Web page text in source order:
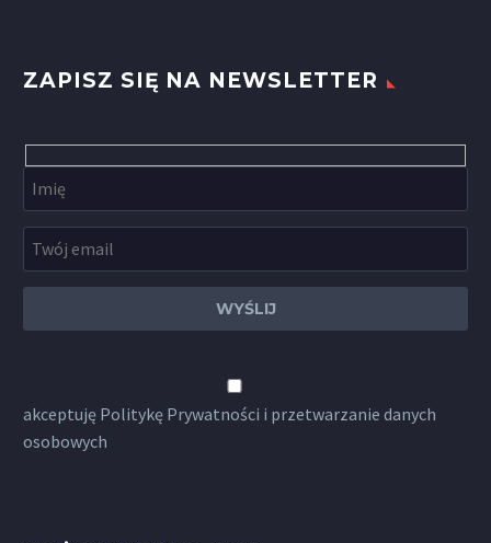
ZAPISZ SIĘ NA NEWSLETTER
akceptuję Politykę Prywatności i przetwarzanie danych
osobowych